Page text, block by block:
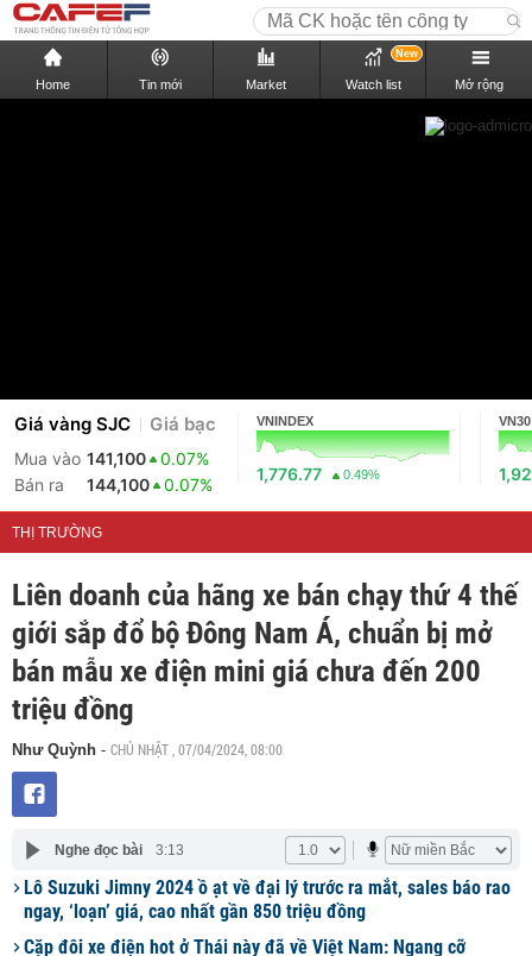
Home Tin mới Market Watch list
New
Mở rộng
Giá vàng SJC Giá bạc
Mua vào 141,100
0.07%
Bán ra
144,100 0.07%
VNINDEX
1,776.77 0.49%
VN30
THỊ TRƯỜNG
Liên doanh của hãng xe bán chạy thứ 4 thế
giới sắp đổ bộ Đông Nam Á, chuẩn bị mở
bán mẫu xe điện mini giá chưa đến 200
triệu đồng
Như Quỳnh - CHỦ NHẬT , 07/04/2024, 08:00
Nghe đọc bài 3:13
Lô Suzuki Jimny 2024 ồ ạt về đại lý trước ra mắt, sales báo rao
ngay, ‘loạn’ giá, cao nhất gần 850 triệu đồng
Cặp đôi xe điện hot ở Thái này đã về Việt Nam: Ngang cỡ